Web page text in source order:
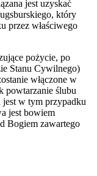
jest uzyskać
który
przez właściwego
pożycie, po
Stanu Cywilnego)
włączone w
powtarzanie ślubu
jest w tym przypadku
jest bowiem
Bogiem zawartego